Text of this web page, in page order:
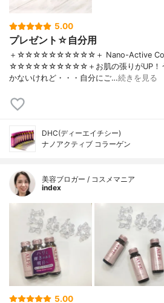
5.00
プレゼント☆自分用
＋☆☆☆☆☆☆☆☆☆☆＋ Nano-Active
☆☆☆☆☆☆☆☆☆☆＋お肌の張りがUP！う
かないけれど・・・自分にご…続きを見る
DHC(ディーエイチシー)
ナノアクティブ コラーゲン
美容ブロガー / コスメマニア
index
5.00